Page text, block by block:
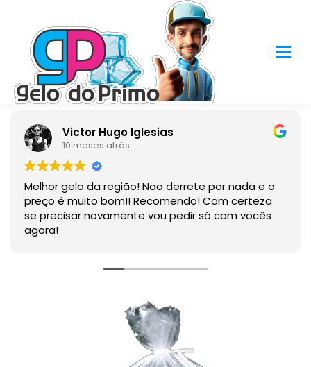
Victor Hugo Iglesias
10 meses atrás
Melhor gelo da região! Nao derrete por nada e o
preço é muito bom!! Recomendo! Com certeza
se precisar novamente vou pedir só com vocês
agora!